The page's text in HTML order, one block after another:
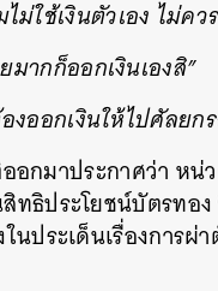
ใช้เงินตัวเอง ไม่คว
ากก็ออกเงินเองสิ”
งออกเงินให้ไปศัลยก
กมาประกาศว่า หน่
ทธิประโยชน์บัตรทอ
ประเด็นเรื่องการ